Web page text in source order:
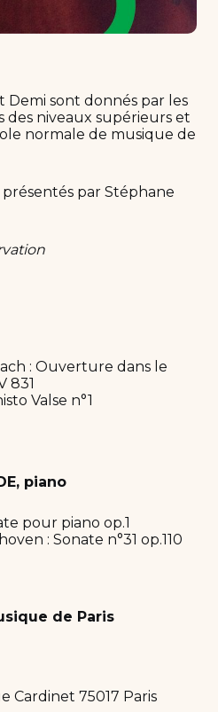
Demi sont donnés par les
des niveaux supérieurs et
normale de musique de
par Stéphane
: Ouverture dans le
831
Valse n°1
piano
pour piano op.1
: Sonate n°31 op.110
de Paris
Cardinet 75017 Paris